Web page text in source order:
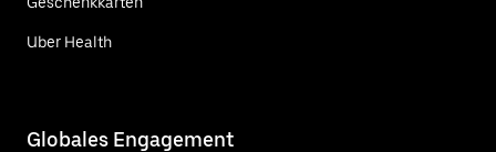
Uber Health
Globales Engagement